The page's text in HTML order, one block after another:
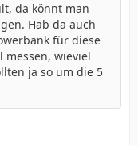
da könnt man
Hab da auch
für diese
messen, wieviel
ja so um die 5